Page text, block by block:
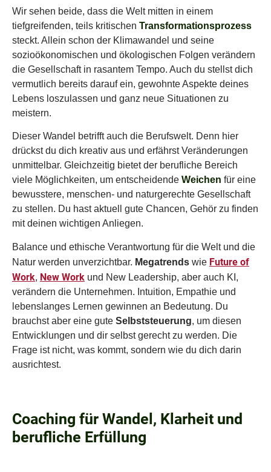
Wir sehen beide, dass die Welt mitten in einem
tiefgreifenden, teils kritischen Transformationsprozess
steckt. Allein schon der Klimawandel und seine
sozioökonomischen und ökologischen Folgen verändern
die Gesellschaft in rasantem Tempo. Auch du stellst dich
vermutlich bereits darauf ein, gewohnte Aspekte deines
Lebens loszulassen und ganz neue Situationen zu
meistern.
Dieser Wandel betrifft auch die Berufswelt. Denn hier
drückst du dich kreativ aus und erfährst Veränderungen
unmittelbar. Gleichzeitig bietet der berufliche Bereich
viele Möglichkeiten, um entscheidende Weichen für eine
bewusstere, menschen- und naturgerechte Gesellschaft
zu stellen. Du hast aktuell gute Chancen, Gehör zu finden
mit deinen wichtigen Anliegen.
Balance und ethische Verantwortung für die Welt und die
Natur werden unverzichtbar. Megatrends wie Future of
Work, New Work und New Leadership, aber auch KI,
verändern die Unternehmen. Intuition, Empathie und
lebenslanges Lernen gewinnen an Bedeutung. Du
brauchst aber eine gute Selbststeuerung, um diesen
Entwicklungen und dir selbst gerecht zu werden. Die
Frage ist nicht, was kommt, sondern wie du dich darin
ausrichtest.
Coaching für Wandel, Klarheit und
berufliche Erfüllung